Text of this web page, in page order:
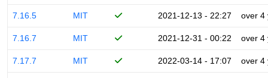
7.16.5 MIT 2021-12-13 - 22:27 over 4
7.16.7 MIT 2021-12-31 - 00:22 over 4
7.17.7 MIT 2022-03-14 - 17:07 over 4